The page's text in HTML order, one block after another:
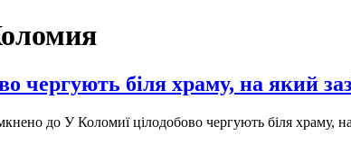
чергують біля храму, на який
до У Коломиї цілодобово чергують біля храму,